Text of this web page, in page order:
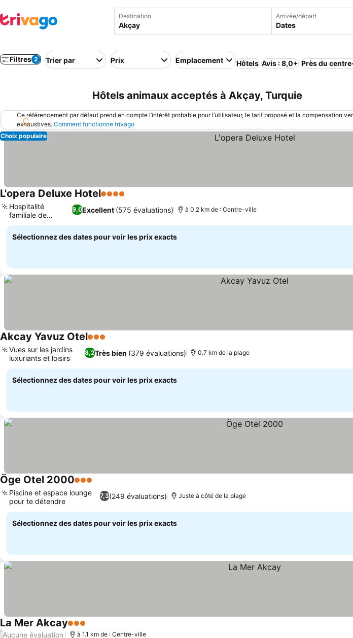
Destination Arrivée/départ
Dates
Filtres 2 Trier par Prix Emplacement Hôtels Avis : 8,0+ Près du
Hôtels animaux acceptés à Akçay, Turquie
Ce référencement par défaut prend en compte l’intérêt probable pour l’utilisateur, le tarif proposé et la compensation
exhaustives. Comment fonctionne trivago
Choix populaire
L'opera Deluxe Hotel4 Étoiles
9,0Excellent (575 évaluations)
Hospitalité
familiale de
charme
à 0.2 km de : Centre-ville
Sélectionnez des dates pour voir les prix exacts
Akcay Yavuz Otel3 Étoiles
8,2Très bien (379 évaluations)
Vues sur les jardins
luxuriants et loisirs
0.7 km de la plage
Sélectionnez des dates pour voir les prix exacts
Öge Otel 20003 Étoiles
7,3(249 évaluations)
Piscine et espace lounge
pour te détendre
Juste à côté de la plage
Sélectionnez des dates pour voir les prix exacts
La Mer Akcay3 Étoiles
/Aucune évaluation à 1.1 km de : Centre-ville